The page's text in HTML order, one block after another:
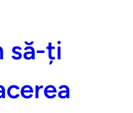
să-ți